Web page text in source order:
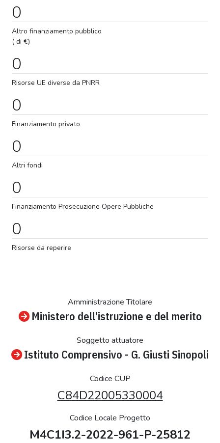
0
Altro finanziamento pubblico
( di €)
0
Risorse UE diverse da PNRR
0
Finanziamento privato
0
Altri fondi
0
Finanziamento Prosecuzione Opere Pubbliche
0
Risorse da reperire
Amministrazione Titolare
Ministero dell'istruzione e del merito
Soggetto attuatore
Istituto Comprensivo - G. Giusti Sinopoli
Codice CUP
C84D22005330004
Codice Locale Progetto
M4C1I3.2-2022-961-P-25812